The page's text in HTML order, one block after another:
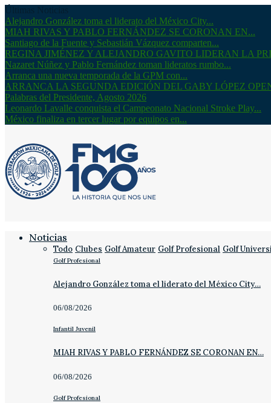
Alejandro González toma el liderato del México City...
MIAH RIVAS Y PABLO FERNÁNDEZ SE CORONAN EN...
Santiago de la Fuente y Sebastián Vázquez comparten...
REGINA JIMÉNEZ Y ALEJANDRO GAVITO LIDERAN LA
Nazaret Núñez y Pablo Fernández toman lideratos rumbo...
Arranca una nueva temporada de la GPM con...
ARRANCA LA SEGUNDA EDICIÓN DEL GABY LÓPEZ
Palabras del Presidente, Agosto 2026
Leonardo Lavalle conquista el Campeonato Nacional Stroke Play...
México finaliza en tercer lugar por equipos en...
Noticias
Todo Clubes Golf Amateur Golf Profesional Golf
Golf Profesional
Alejandro González toma el liderato del México City…
06/08/2026
Infantil Juvenil
MIAH RIVAS Y PABLO FERNÁNDEZ SE CORONAN EN…
06/08/2026
Golf Profesional